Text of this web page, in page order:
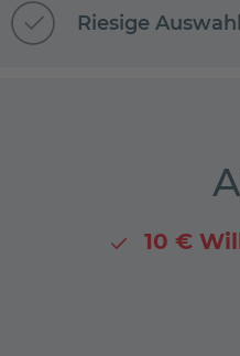
Riesige Auswahl
10 €